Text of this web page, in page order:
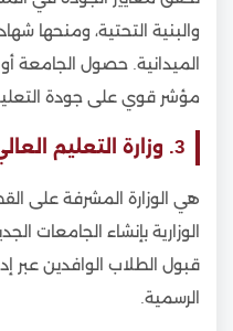
والبنية التحتية، ومنحها
الميدانية. حصول الجامعة
مؤشر قوي على جودة
3. وزارة التعليم العالي والبحث العلمي
هي الوزارة المشرفة على
الوزارية بإنشاء الجامعات
قبول الطلاب الوافدين عبر
الرسمية.